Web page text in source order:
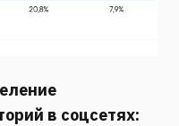
в соцсетях: